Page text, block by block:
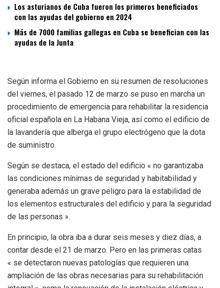
Los asturianos de Cuba fueron los primeros beneficiados
con las ayudas del gobierno en 2024
Más de 7000 familias gallegas en Cuba se benefician con las
ayudas de la Junta
Según informa el Gobierno en su resumen de resoluciones
del viernes, el pasado 12 de marzo se puso en marcha un
procedimiento de emergencia para rehabilitar la residencia
oficial española en La Habana Vieja, así como el edificio de
la lavandería que alberga el grupo electrógeno que la dota
de suministro.
Según se destaca, el estado del edificio « no garantizaba
las condiciones mínimas de seguridad y habitabilidad y
generaba además un grave peligro para la estabilidad de
los elementos estructurales del edificio y para la seguridad
de las personas ».
En principio, la obra iba a durar seis meses y diez días, a
contar desde el 21 de marzo. Pero en las primeras catas
« se detectaron nuevas patologías que requieren una
ampliación de las obras necesarias para su rehabilitación